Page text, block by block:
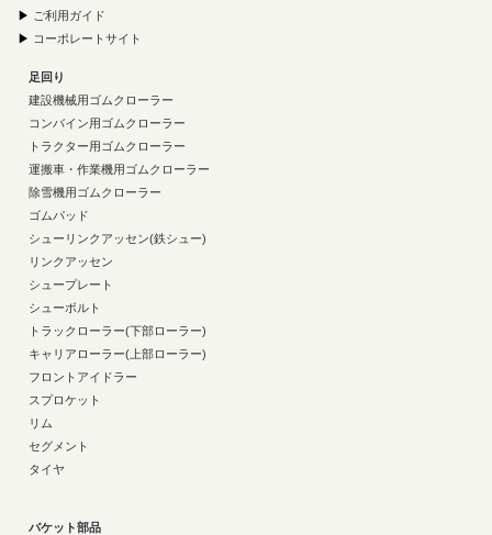
▶ ご利用ガイド
▶ コーポレートサイト
足回り
建設機械用ゴムクローラー
コンバイン用ゴムクローラー
トラクター用ゴムクローラー
運搬車・作業機用ゴムクローラー
除雪機用ゴムクローラー
ゴムパッド
シューリンクアッセン(鉄シュー)
リンクアッセン
シュープレート
シューボルト
トラックローラー(下部ローラー)
キャリアローラー(上部ローラー)
フロントアイドラー
スプロケット
リム
セグメント
タイヤ
バケット部品